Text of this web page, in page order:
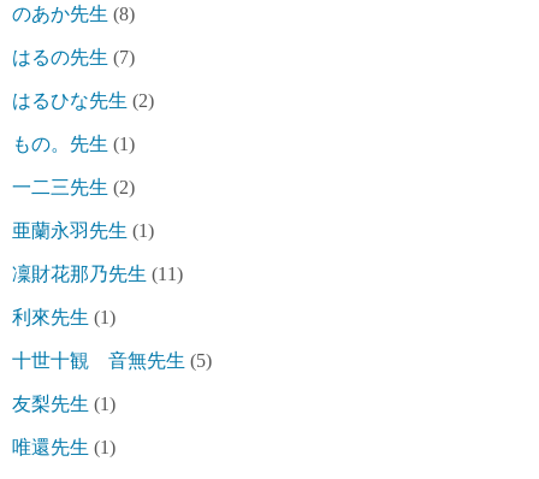
のあか先生 (8)
はるの先生 (7)
はるひな先生 (2)
もの。先生 (1)
一二三先生 (2)
亜蘭永羽先生 (1)
凜財花那乃先生 (11)
利來先生 (1)
十世十観 音無先生 (5)
友梨先生 (1)
唯還先生 (1)